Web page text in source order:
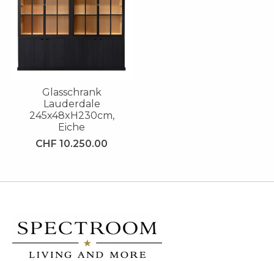
Glasschrank
Lauderdale
245x48xH230cm,
Eiche
CHF 10.250.00